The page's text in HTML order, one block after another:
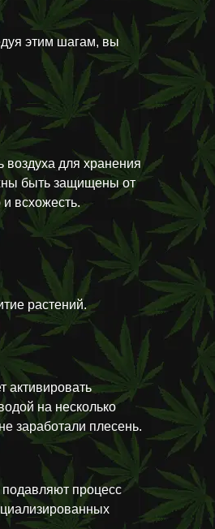
этим шагам, вы
воздуха для хранения
быть защищены от
всхожесть.
растений.
активировать
на несколько
заработали плесень.
подавляют процесс